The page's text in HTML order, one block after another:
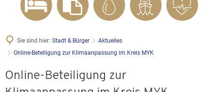
Sie sind hier: Stadt & Bürger
Aktuelles
Online-Beteiligung zur Klimaanpassung im Kreis MYK
Online-Beteiligung zur